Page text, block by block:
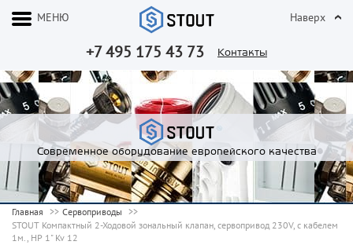
+7 495 175 43 73 Контакты
МЕНЮ Наверх
Современное оборудование европейского качества
Главная
Сервоприводы
STOUT Компактный 2-Ходовой зональный клапан, сервопривод 230V, с кабелем
1м., НР 1" Kv 12